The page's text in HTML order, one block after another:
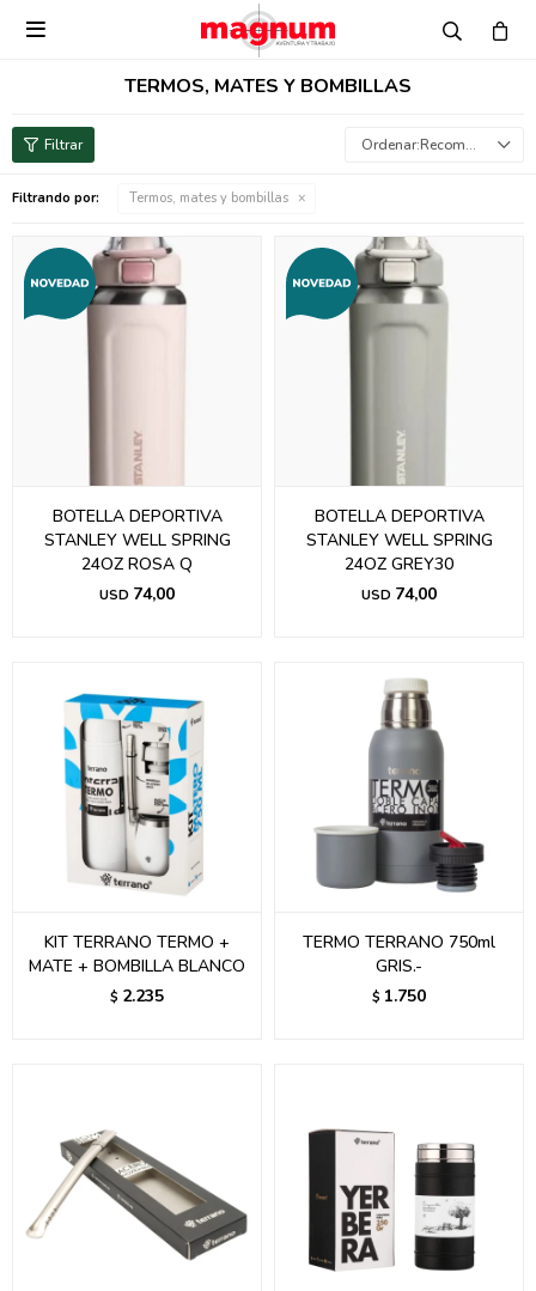

TERMOS, MATES Y BOMBILLAS
Recomendados
Filtrando por: Termos, mates y bombillas
BOTELLA DEPORTIVA
STANLEY WELL SPRING
24OZ ROSA Q
USD 74,00
BOTELLA DEPORTIVA
STANLEY WELL SPRING
24OZ GREY30
USD 74,00
KIT TERRANO TERMO +
MATE + BOMBILLA BLANCO
$ 2.235
TERMO TERRANO 750ml
GRIS.-
$ 1.750